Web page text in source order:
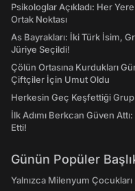
Psikologlar Açıkladı: Her
Ortak Noktası
As Bayrakları: İki Türk İsim,
Jüriye Seçildi!
Çölün Ortasına Kurdukları
Çiftçiler İçin Umut Oldu
Herkesin Geç Keşfettiği
İlk Adımı Berkcan Güven
Etti!
Günün Popüler
Yalnızca Milenyum